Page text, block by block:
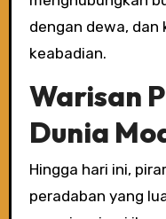
dengan dewa, dan
keabadian.
Warisan
Dunia
Hingga hari ini,
peradaban yang